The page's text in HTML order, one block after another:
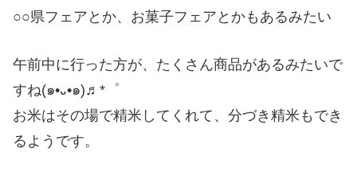
○○県フェアとか、お菓子フェアとかもあるみたい
午前中に行った方が、たくさん商品があるみたいで
すね(๑•᎑•๑)♬*゜
お米はその場で精米してくれて、分づき精米もでき
るようです。